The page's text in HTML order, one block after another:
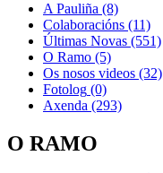
A Pauliña (8)
Colaboracións (11)
Últimas Novas (551)
O Ramo (5)
Os nosos videos (32)
Fotolog (0)
Axenda (293)
O RAMO